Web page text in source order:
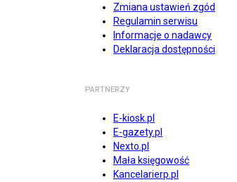
Zmiana ustawień zgód
Regulamin serwisu
Informacje o nadawcy
Deklaracja dostępności
PARTNERZY
E-kiosk.pl
E-gazety.pl
Nexto.pl
Mała księgowość
Kancelarierp.pl